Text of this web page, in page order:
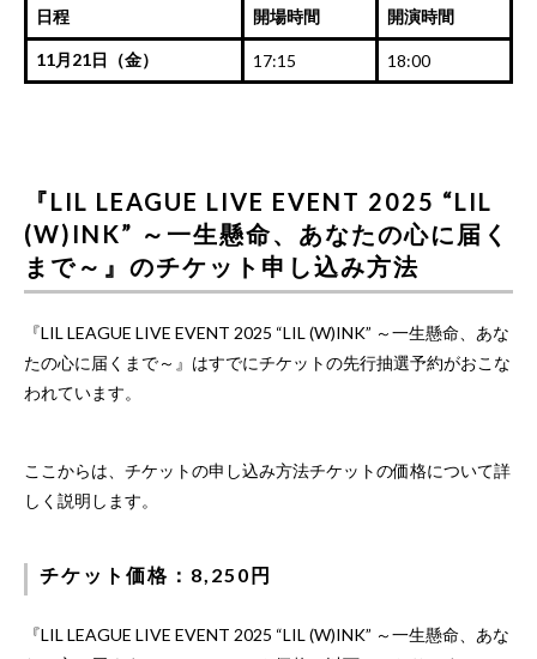
日程 開場時間 開演時間
11月21日（金） 17:15 18:00
『LIL LEAGUE LIVE EVENT 2025 “LIL
(W)INK” ～一生懸命、あなたの心に届く
まで～』のチケット申し込み方法
『LIL LEAGUE LIVE EVENT 2025 “LIL (W)INK” ～一生懸命、あな
たの心に届くまで～』はすでにチケットの先行抽選予約がおこな
われています。
ここからは、チケットの申し込み方法チケットの価格について詳
しく説明します。
チケット価格：8,250円
『LIL LEAGUE LIVE EVENT 2025 “LIL (W)INK” ～一生懸命、あな